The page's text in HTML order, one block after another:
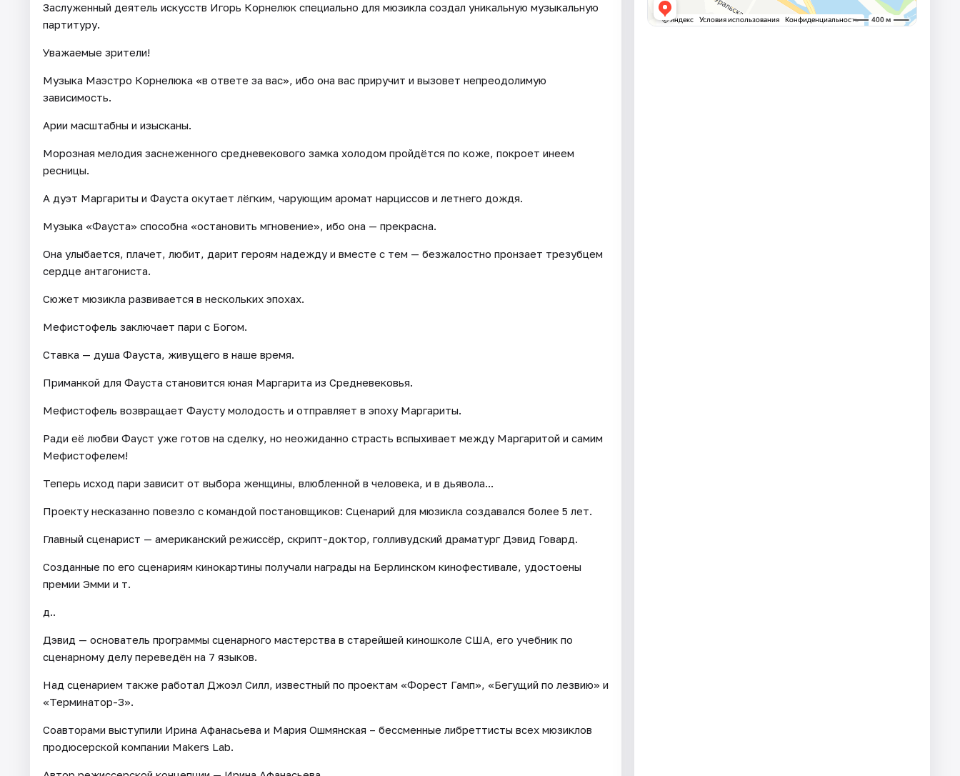
Заслуженный деятель искусств Игорь Корнелюк специально для мюзикла создал уникальную музыкальную
партитуру.
Уважаемые зрители!
Музыка Маэстро Корнелюка «в ответе за вас», ибо она вас приручит и вызовет непреодолимую
зависимость.
Арии масштабны и изысканы.
Морозная мелодия заснеженного средневекового замка холодом пройдётся по коже, покроет инеем
ресницы.
А дуэт Маргариты и Фауста окутает лёгким, чарующим аромат нарциссов и летнего дождя.
Музыка «Фауста» способна «остановить мгновение», ибо она — прекрасна.
Она улыбается, плачет, любит, дарит героям надежду и вместе с тем — безжалостно пронзает трезубцем
сердце антагониста.
Сюжет мюзикла развивается в нескольких эпохах.
Мефистофель заключает пари с Богом.
Ставка — душа Фауста, живущего в наше время.
Приманкой для Фауста становится юная Маргарита из Средневековья.
Мефистофель возвращает Фаусту молодость и отправляет в эпоху Маргариты.
Ради её любви Фауст уже готов на сделку, но неожиданно страсть вспыхивает между Маргаритой и самим
Мефистофелем!
Теперь исход пари зависит от выбора женщины, влюбленной в человека, и в дьявола...
Проекту несказанно повезло с командой постановщиков: Сценарий для мюзикла создавался более 5 лет.
Главный сценарист — американский режиссёр, скрипт-доктор, голливудский драматург Дэвид Говард.
Созданные по его сценариям кинокартины получали награды на Берлинском кинофестивале, удостоены
премии Эмми и т.
д..
Дэвид — основатель программы сценарного мастерства в старейшей киношколе США, его учебник по
сценарному делу переведён на 7 языков.
Над сценарием также работал Джоэл Силл, известный по проектам «Форест Гамп», «Бегущий по лезвию» и
«Терминатор-3».
Соавторами выступили Ирина Афанасьева и Мария Ошмянская – бессменные либреттисты всех мюзиклов
продюсерской компании Makers Lab.